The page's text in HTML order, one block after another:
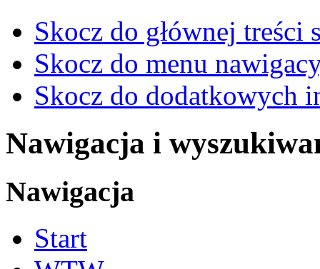
Skocz do głównej treści
Skocz do menu
Skocz do dodatkowych
Nawigacja i
Nawigacja
Start